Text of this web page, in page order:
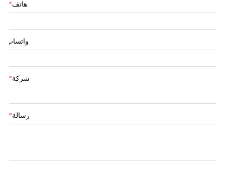
هاتف*
واتساب
شركة*
رسالة*